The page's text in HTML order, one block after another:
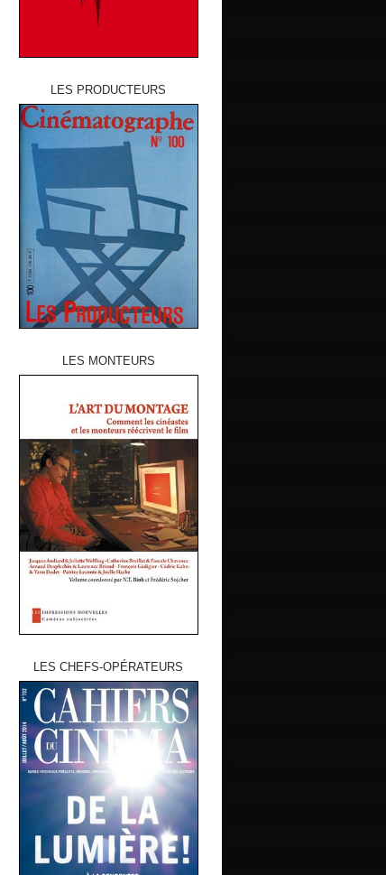
LES PRODUCTEURS
LES MONTEURS
LES CHEFS-OPÉRATEURS